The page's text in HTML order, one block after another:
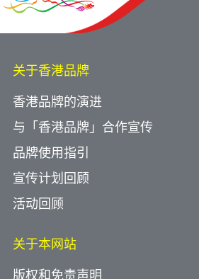
关于香港品牌
香港品牌的演进
与「香港品牌」合作宣传
品牌使用指引
宣传计划回顾
活动回顾
关于本网站
版权和免责声明